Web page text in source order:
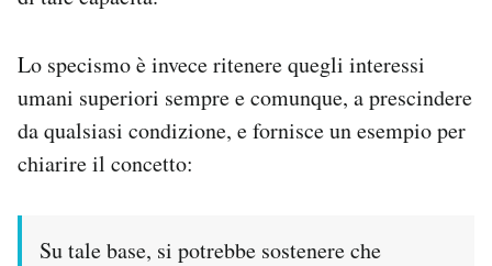
Lo specismo è invece ritenere quegli interessi
umani superiori sempre e comunque, a prescindere
da qualsiasi condizione, e fornisce un esempio per
chiarire il concetto:
Su tale base, si potrebbe sostenere che